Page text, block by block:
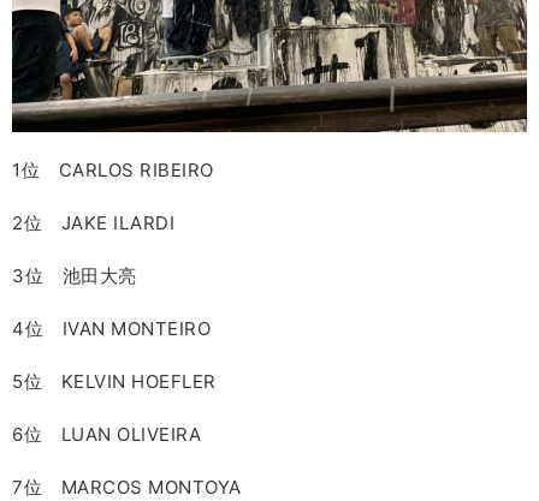
1位 CARLOS RIBEIRO
2位 JAKE ILARDI
3位 池田大亮
4位 IVAN MONTEIRO
5位 KELVIN HOEFLER
6位 LUAN OLIVEIRA
7位 MARCOS MONTOYA